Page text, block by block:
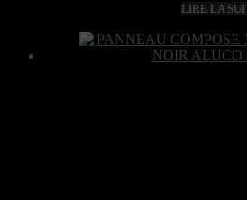
LIRE LA